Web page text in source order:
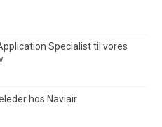
Specialist til vores
hos Naviair